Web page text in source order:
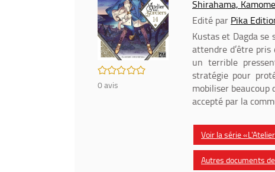
/5
0avis
Shirahama,
Edité par Pika
Kustas et Dagda
attendre d’être
un terrible
stratégie pour
mobiliser
accepté par la
Voir la série
Autres documents